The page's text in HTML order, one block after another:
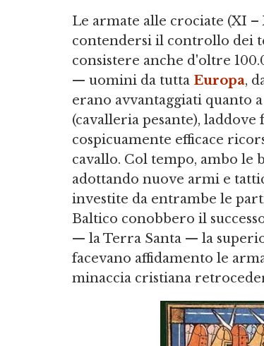
Le armate alle crociate (XI
contendersi il controllo dei
consistere anche d'oltre
— uomini da tutta Europa,
erano avvantaggiati quanto
(cavalleria pesante),
cospicuamente efficace
cavallo. Col tempo, ambo
adottando nuove armi e
investite da entrambe le
Baltico conobbero il
— la Terra Santa — la
facevano affidamento le
minaccia cristiana